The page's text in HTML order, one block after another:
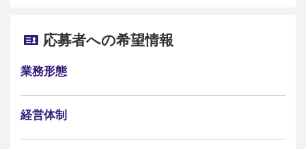
応募者への希望情報
業務形態
経営体制